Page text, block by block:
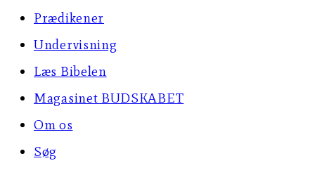
Prædikener
Undervisning
Læs Bibelen
Magasinet BUDSKABET
Om os
Søg